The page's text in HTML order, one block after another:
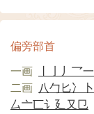
偏旁部首
一画
丨 亅 丿 乛一
二画 八勹匕冫 卜
厶亠匸讠 廴 又㔾